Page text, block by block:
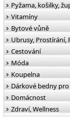
Pyžama, košilky,
Vitamíny
Bytové vůně
Ubrusy, Prostírání,
Cestování
Móda
Koupelna
Dárkové bedny
Domácnost
Zdraví, Wellness